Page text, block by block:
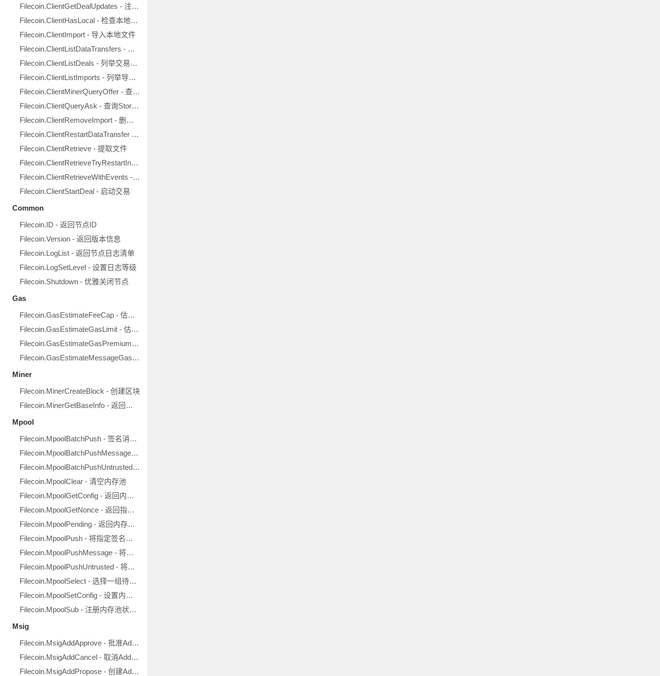
Filecoin.ClientGetDealUpdates - 注册交易状态更新回调
Filecoin.ClientHasLocal - 检查本地是否存有指定数据
Filecoin.ClientImport - 导入本地文件
Filecoin.ClientListDataTransfers - 列举数据传输状态
Filecoin.ClientListDeals - 列举交易信息
Filecoin.ClientListImports - 列举导入的文件
Filecoin.ClientMinerQueryOffer - 查询矿工Offer
Filecoin.ClientQueryAsk - 查询StorageAsk
Filecoin.ClientRemoveImport - 删除指定的导入文件
Filecoin.ClientRestartDataTransfer - 重启指定的数据传输
Filecoin.ClientRetrieve - 提取文件
Filecoin.ClientRetrieveTryRestartInsufficientFunds - 重启资金不足通道并提取文件
Filecoin.ClientRetrieveWithEvents - 提取文件并注册进度回调
Filecoin.ClientStartDeal - 启动交易
Common
Filecoin.ID - 返回节点ID
Filecoin.Version - 返回版本信息
Filecoin.LogList - 返回节点日志清单
Filecoin.LogSetLevel - 设置日志等级
Filecoin.Shutdown - 优雅关闭节点
Gas
Filecoin.GasEstimateFeeCap - 估算手续费封顶值
Filecoin.GasEstimateGasLimit - 估算Gas上限
Filecoin.GasEstimateGasPremium - 估算Gas用量
Filecoin.GasEstimateMessageGas - 估算消息Gas用量
Miner
Filecoin.MinerCreateBlock - 创建区块
Filecoin.MinerGetBaseInfo - 返回矿工基本信息
Mpool
Filecoin.MpoolBatchPush - 签名消息批量推入内存池
Filecoin.MpoolBatchPushMessage - 未签名消息推入内存池
Filecoin.MpoolBatchPushUntrusted - 非可信源签名消息批量入池
Filecoin.MpoolClear - 清空内存池
Filecoin.MpoolGetConfig - 返回内存池当前配置
Filecoin.MpoolGetNonce - 返回指定地址的下一随机值
Filecoin.MpoolPending - 返回内存池中的待定消息
Filecoin.MpoolPush - 将指定签名消息推入内存池
Filecoin.MpoolPushMessage - 将指定未签名消息推入内存池
Filecoin.MpoolPushUntrusted - 将指定非可信源签名消息推入内存池
Filecoin.MpoolSelect - 选择一组待定交易用于打包区块
Filecoin.MpoolSetConfig - 设置内存池的当前配置
Filecoin.MpoolSub - 注册内存池状态更新回调
Msig
Filecoin.MsigAddApprove - 批准AddSigner提议
Filecoin.MsigAddCancel - 取消AddSigner提议
Filecoin.MsigAddPropose - 创建AddSigner提议